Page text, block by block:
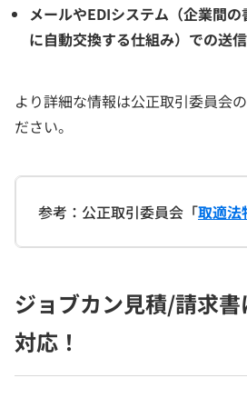
メールやEDIシステム（企業間
に自動交換する仕組み）での送信
より詳細な情報は公正取引委員会
ださい。
参考：公正取引委員会「取適法
ジョブカン見積/請求
対応！